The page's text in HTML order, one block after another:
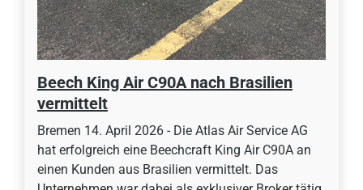
Beech King Air C90A nach Brasilien
vermittelt
Bremen 14. April 2026 - Die Atlas Air Service AG
hat erfolgreich eine Beechcraft King Air C90A an
einen Kunden aus Brasilien vermittelt. Das